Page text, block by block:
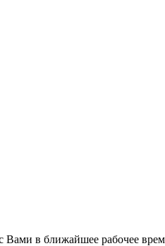
в ближайшее рабочее